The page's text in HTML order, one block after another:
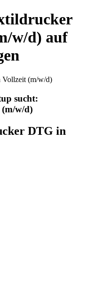
w/d) auf
sucht:
w/d)
DTG in